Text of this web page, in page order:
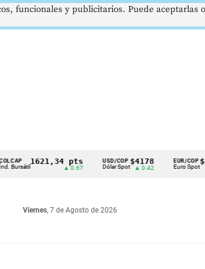
1621,34 pts
▲ 0.67
USD/COP
Dólar Spot
$4178
▲ 0.42
EUR/COP
Euro Spot
$3672
Viernes, 7 de Agosto de 2026
funcionales y publicitarios. Puede aceptarlas